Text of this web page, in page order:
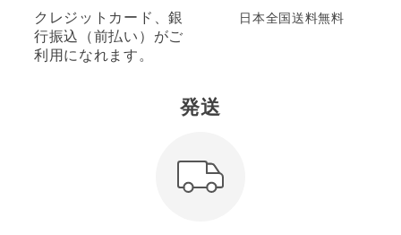
クレジットカード、銀
行振込（前払い）がご
利用になれます。
日本全国送料無料
発送